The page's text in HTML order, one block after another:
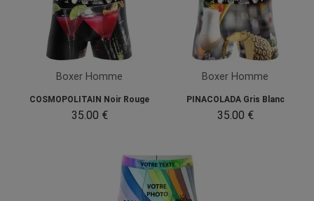
Boxer Homme
COSMOPOLITAIN Noir Rouge
35.00 €
Boxer Homme
PINACOLADA Gris Blanc
35.00 €